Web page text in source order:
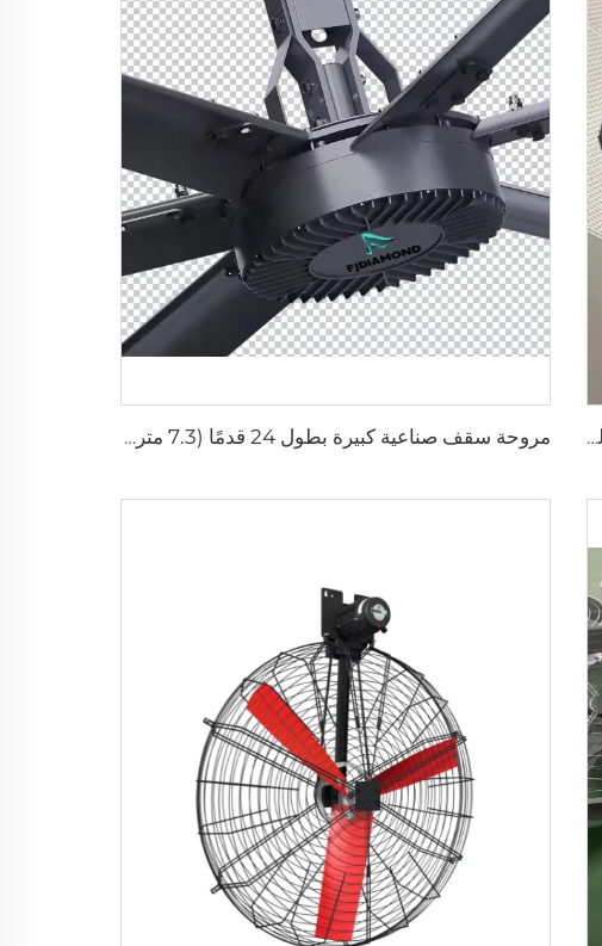
بيع بالجملة مروحة رذاذ ماء خارجية للاستخدام في المطاعم، تعمل بجهد 220 فولت، تبريد هوائي صيفي متذبذب مروحة سقف صناعية كبيرة بطول 24 قدمًا (7.3 متر) لتوفير تهوية كبيرة في مستودعات الألبان